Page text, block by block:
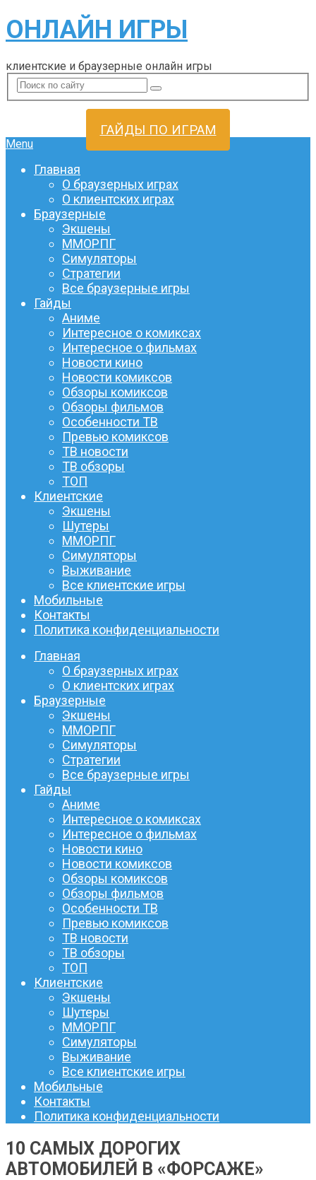
ОНЛАЙН ИГРЫ
клиентские и браузерные онлайн игры
ГАЙДЫ ПО ИГРАМ
Menu
Главная
О браузерных играх
О клиентских играх
Браузерные
Экшены
ММОРПГ
Симуляторы
Стратегии
Все браузерные игры
Гайды
Аниме
Интересное о комиксах
Интересное о фильмах
Новости кино
Новости комиксов
Обзоры комиксов
Обзоры фильмов
Особенности ТВ
Превью комиксов
ТВ новости
ТВ обзоры
ТОП
Клиентские
Экшены
Шутеры
ММОРПГ
Симуляторы
Выживание
Все клиентские игры
Мобильные
Контакты
Политика конфиденциальности
Главная
О браузерных играх
О клиентских играх
Браузерные
Экшены
ММОРПГ
Симуляторы
Стратегии
Все браузерные игры
Гайды
Аниме
Интересное о комиксах
Интересное о фильмах
Новости кино
Новости комиксов
Обзоры комиксов
Обзоры фильмов
Особенности ТВ
Превью комиксов
ТВ новости
ТВ обзоры
ТОП
Клиентские
Экшены
Шутеры
ММОРПГ
Симуляторы
Выживание
Все клиентские игры
Мобильные
Контакты
Политика конфиденциальности
10 САМЫХ ДОРОГИХ
АВТОМОБИЛЕЙ В «ФОРСАЖЕ»